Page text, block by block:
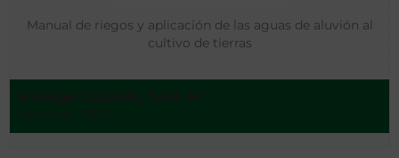
Manual de riegos y aplicación de las aguas de aluvión al
cultivo de tierras